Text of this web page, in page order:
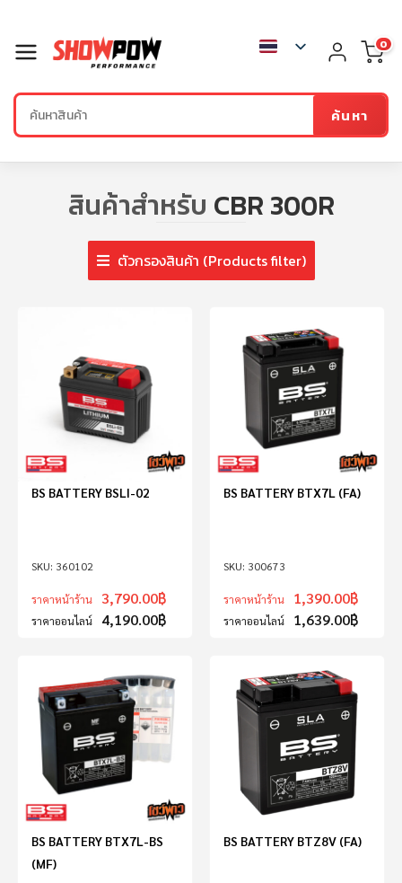
ค้นหา
0
สินค้าสำหรับ CBR 300R
ตัวกรองสินค้า (Products filter)
360102
BS BATTERY BSLI-02
ราคาหน้าร้าน 3,790.00฿
ราคาออนไลน์ 4,190.00฿
300673
BS BATTERY BTX7L (FA)
ราคาหน้าร้าน 1,390.00฿
ราคาออนไลน์ 1,639.00฿
BS BATTERY BTX7L-BS
(MF)
BS BATTERY BTZ8V (FA)